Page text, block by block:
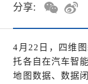
分享:
4 月22日，四维
托各自在汽车智
地图数据、数据